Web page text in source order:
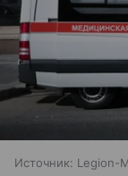
Источник: Legion-